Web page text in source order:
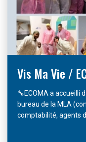
Vis Ma Vie /
🔧ECOMA a accueilli
bureau de la MLA
comptabilité, agents